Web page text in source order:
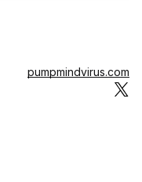
pumpmindvirus.com